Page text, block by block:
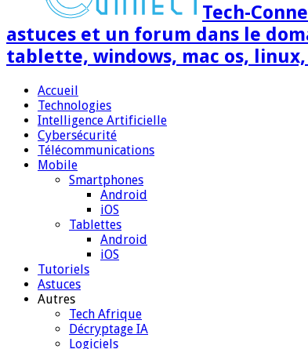
Tech-
astuces et un forum dans le
tablette, windows, mac os,
Accueil
Technologies
Intelligence Artificielle
Cybersécurité
Télécommunications
Mobile
Smartphones
Android
iOS
Tablettes
Android
iOS
Tutoriels
Astuces
Autres
Tech Afrique
Décryptage IA
Logiciels